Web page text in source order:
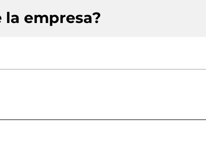
la empresa?